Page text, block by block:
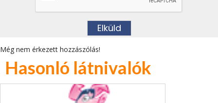
Még nem érkezett hozzászólás!
Hasonló látnivalók